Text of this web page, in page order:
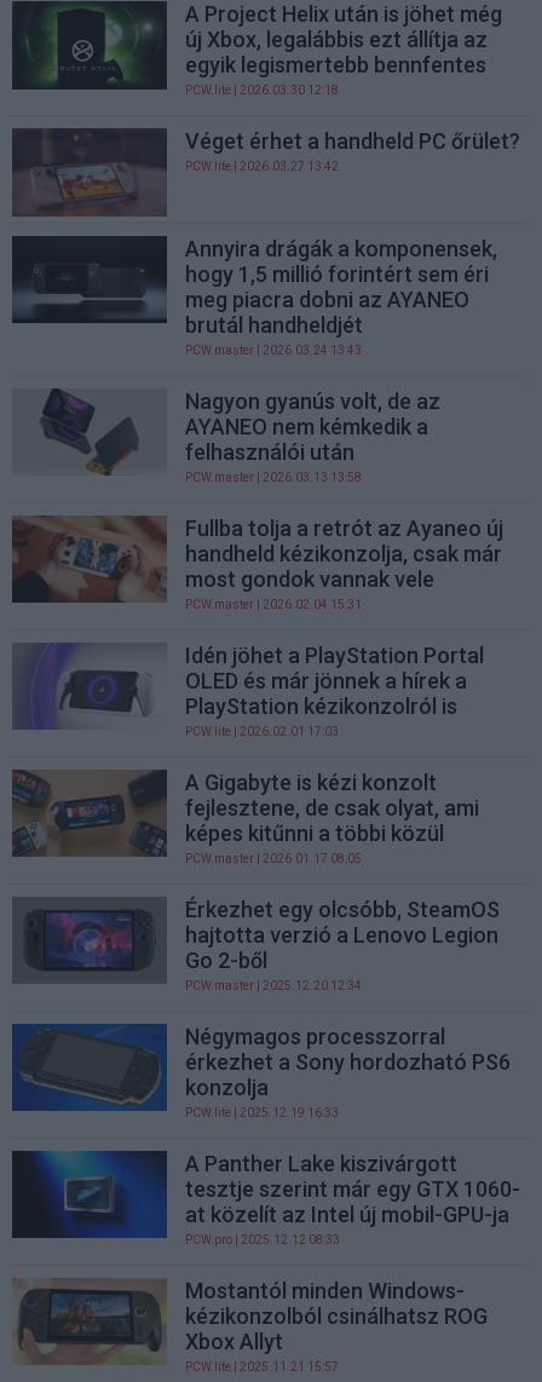
A Project Helix után is jöhet még
új Xbox, legalábbis ezt állítja az
egyik legismertebb bennfentes
PCW.lite | 2026.03.30 12:18
Véget érhet a handheld PC őrület?
PCW.lite | 2026.03.27 13:42
Annyira drágák a komponensek,
hogy 1,5 millió forintért sem éri
meg piacra dobni az AYANEO
brutál handheldjét
PCW.master | 2026.03.24 13:43
Nagyon gyanús volt, de az
AYANEO nem kémkedik a
felhasználói után
PCW.master | 2026.03.13 13:58
Fullba tolja a retrót az Ayaneo új
handheld kézikonzolja, csak már
most gondok vannak vele
PCW.master | 2026.02.04 15:31
Idén jöhet a PlayStation Portal
OLED és már jönnek a hírek a
PlayStation kézikonzolról is
PCW.lite | 2026.02.01 17:03
A Gigabyte is kézi konzolt
fejlesztene, de csak olyat, ami
képes kitűnni a többi közül
PCW.master | 2026.01.17 08:05
Érkezhet egy olcsóbb, SteamOS
hajtotta verzió a Lenovo Legion
Go 2-ből
PCW.master | 2025.12.20 12:34
Négymagos processzorral
érkezhet a Sony hordozható PS6
konzolja
PCW.lite | 2025.12.19 16:33
A Panther Lake kiszivárgott
tesztje szerint már egy GTX 1060-
at közelít az Intel új mobil-GPU-ja
PCW.pro | 2025.12.12 08:33
Mostantól minden Windows-
kézikonzolból csinálhatsz ROG
Xbox Allyt
PCW.lite | 2025.11.21 15:57